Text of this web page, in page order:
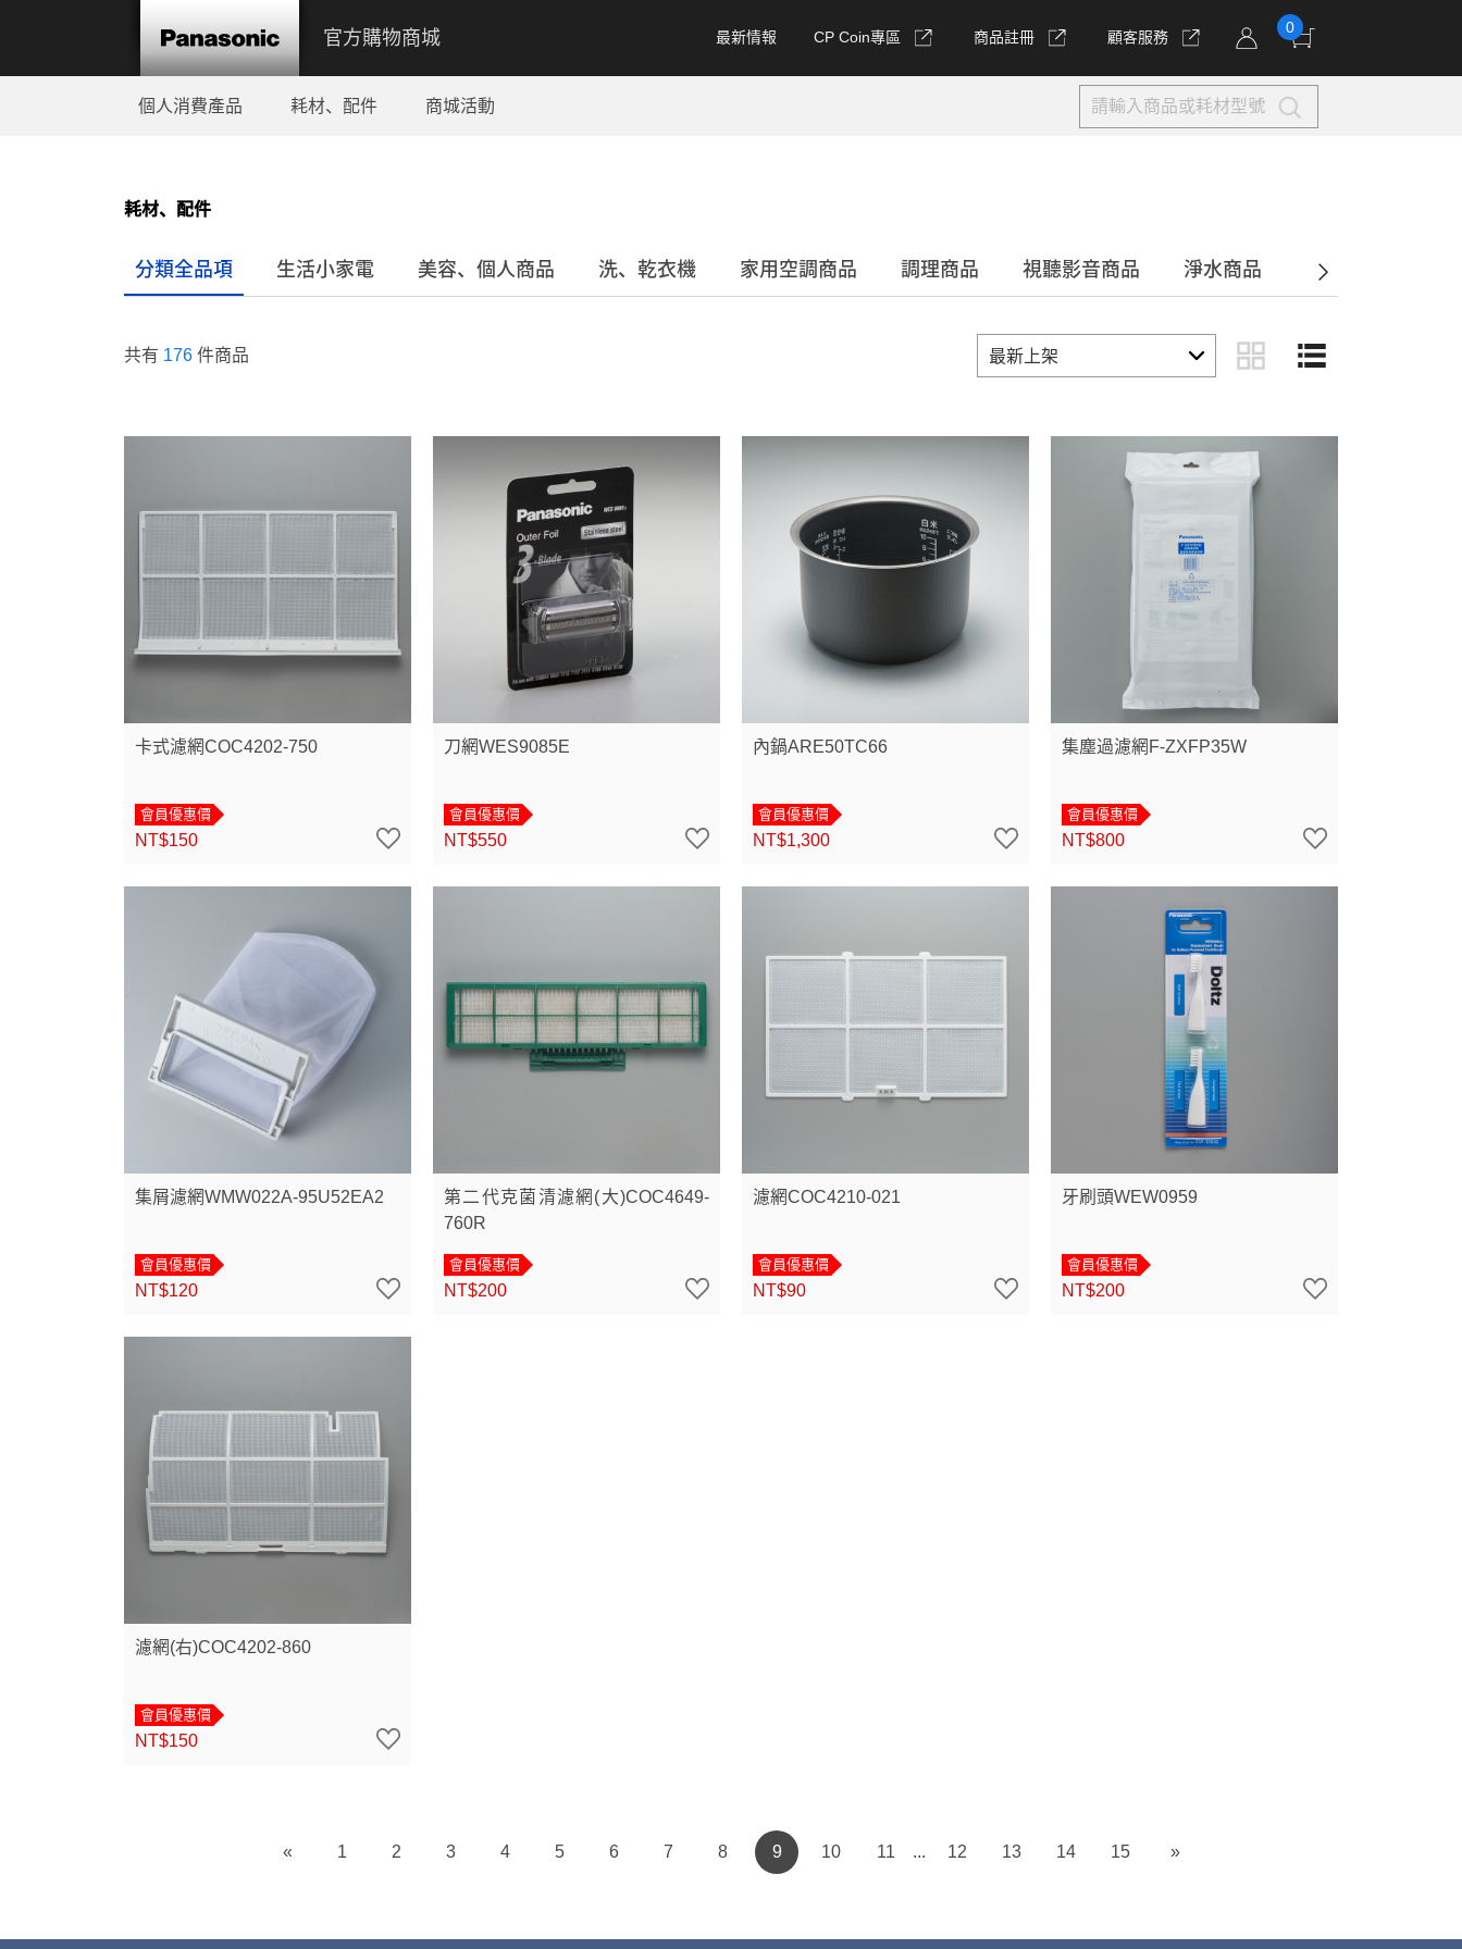
官方購物商城 最新情報 CP Coin專區 商品註冊 顧客服務
0
個人消費產品 耗材、配件 商城活動
耗材、配件
分類全品項 生活小家電 美容、個人商品 洗、乾衣機 家用空調商品 調理商品 視聽影音商品 淨水商品 通訊商品
共有 176 件商品
卡式濾網COC4202-750
會員優惠價
NT$150
刀網WES9085E
會員優惠價
NT$550
內鍋ARE50TC66
會員優惠價
NT$1,300
集塵過濾網F-ZXFP35W
會員優惠價
NT$800
集屑濾網WMW022A-95U52EA2
會員優惠價
NT$120
第二代克菌清濾網(大)COC4649-
760R
會員優惠價
NT$200
濾網COC4210-021
會員優惠價
NT$90
牙刷頭WEW0959
會員優惠價
NT$200
濾網(右)COC4202-860
會員優惠價
NT$150
« 1 2 3 4 5 6 7 8 9 10 11 12 13 14 15 »